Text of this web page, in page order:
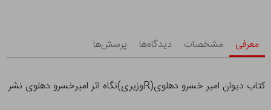
معرفی مشخصات دیدگاه‌ها پرسش‌ها
کتاب دیوان امیر خسرو دهلوی(Rوزیری)نگاه اثر امیرخسرو دهلوی نشر